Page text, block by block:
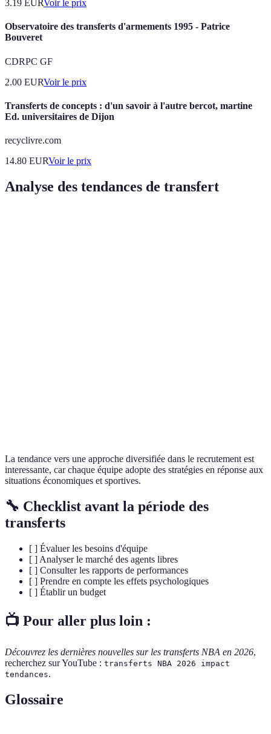
3.19 EURVoir le prix
Observatoire des transferts d'armements 1995 - Patrice
Bouveret
CDRPC GF
2.00 EURVoir le prix
Transferts de concepts : d'un savoir à l'autre bercot, martine
Ed. universitaires de Dijon
recyclivre.com
14.80 EURVoir le prix
Analyse des tendances de transfert
La tendance vers une approche diversifiée dans le recrutement est
interessante, car chaque équipe adopte des stratégies en réponse aux
situations économiques et sportives.
🔧 Checklist avant la période des
transferts
[ ] Évaluer les besoins d'équipe
[ ] Analyser le marché des agents libres
[ ] Consulter les rapports de performances
[ ] Prendre en compte les effets psychologiques
[ ] Établir un budget
📺 Pour aller plus loin :
Découvrez les dernières nouvelles sur les transferts NBA en 2026,
recherchez sur YouTube : transferts NBA 2026 impact
tendances.
Glossaire